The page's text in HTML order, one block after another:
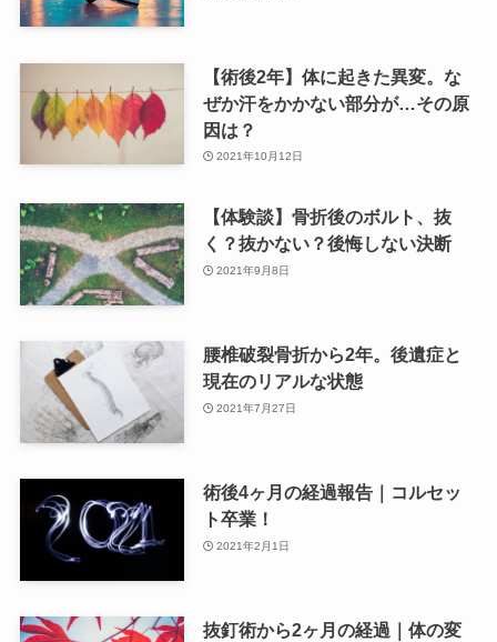
【術後2年】体に起きた異変。な
ぜか汗をかかない部分が…その原
因は？
2021年10月12日
【体験談】骨折後のボルト、抜
く？抜かない？後悔しない決断
2021年9月8日
腰椎破裂骨折から2年。後遺症と
現在のリアルな状態
2021年7月27日
術後4ヶ月の経過報告｜コルセッ
ト卒業！
2021年2月1日
抜釘術から2ヶ月の経過｜体の変